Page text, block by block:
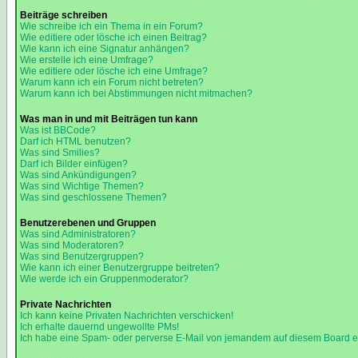
Beiträge schreiben
Wie schreibe ich ein Thema in ein Forum?
Wie editiere oder lösche ich einen Beitrag?
Wie kann ich eine Signatur anhängen?
Wie erstelle ich eine Umfrage?
Wie editiere oder lösche ich eine Umfrage?
Warum kann ich ein Forum nicht betreten?
Warum kann ich bei Abstimmungen nicht mitmachen?
Was man in und mit Beiträgen tun kann
Was ist BBCode?
Darf ich HTML benutzen?
Was sind Smilies?
Darf ich Bilder einfügen?
Was sind Ankündigungen?
Was sind Wichtige Themen?
Was sind geschlossene Themen?
Benutzerebenen und Gruppen
Was sind Administratoren?
Was sind Moderatoren?
Was sind Benutzergruppen?
Wie kann ich einer Benutzergruppe beitreten?
Wie werde ich ein Gruppenmoderator?
Private Nachrichten
Ich kann keine Privaten Nachrichten verschicken!
Ich erhalte dauernd ungewollte PMs!
Ich habe eine Spam- oder perverse E-Mail von jemandem auf diesem Board